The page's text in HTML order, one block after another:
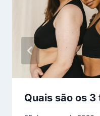
Quais são os